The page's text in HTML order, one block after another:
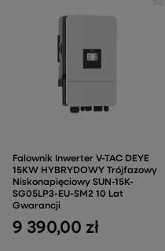
Falownik Inwerter V-TAC DEYE
15KW HYBRYDOWY Trójfazowy
Niskonapięciowy SUN-15K-
SG05LP3-EU-SM2 10 Lat
Gwarancji
9 390,00 zł